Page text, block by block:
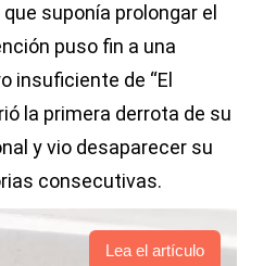
suponía prolongar el
puso fin a una
insuficiente de “El
la primera derrota de su
y vio desaparecer su
consecutivas.
Lea el artículo